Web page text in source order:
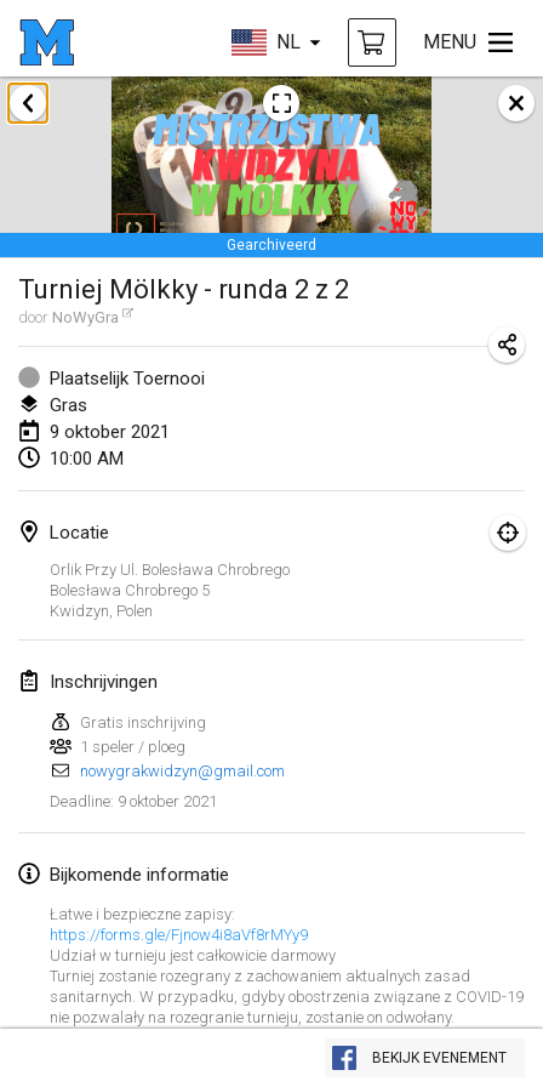
NL MENU
Weergave lijst
Gearchiveerd
Turniej Mölkky - runda 2 z 2
door NoWyGra
Plaatselijk Toernooi
Gras
9 oktober 2021
10:00 AM
Locatie
Orlik Przy Ul. Bolesława Chrobrego
Bolesława Chrobrego 5
Kwidzyn Polen
Inschrijvingen
Gratis inschrijving
1 speler / ploeg
nowygrakwidzyn@gmail.com
Deadline: 9 oktober 2021
Bijkomende informatie
Łatwe i bezpieczne zapisy:
https://forms.gle/Fjnow4i8aVf8rMYy9
Udział w turnieju jest całkowicie darmowy
Turniej zostanie rozegrany z zachowaniem aktualnych zasad
sanitarnych. W przypadku, gdyby obostrzenia związane z COVID-19
nie pozwalały na rozegranie turnieju, zostanie on odwołany.
BEKIJK EVENEMENT
februari 2021
SM HalliMölkky - Finnish Championship
13 feb. 2021| Finland
Tournoi d'adresse "couvre feu"
19 feb. 2021|Frankrijk
Australian Finska Championship
20 feb. 2021|Australië
maart 2021
Grand Prix de la Sarthe
Open de Boulay Triplette
20 mrt. 2021
april 2021
Tournoi du printemps confiné
9 apr. 2021|Frankrijk
GEANNULEERD
Halové MČR Trojnásobný - Czech Indoor Triple
10 apr. 2021|Tsjechië
GEANNULEERD
Doublette du Molkkamis
24 apr. 2021 |België